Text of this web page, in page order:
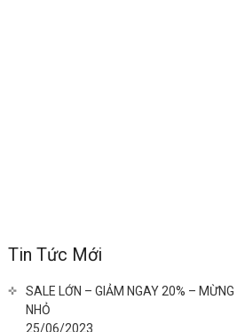
Tin Tức Mới
SALE LỚN – GIẢM NGAY 20% –
NHỎ
25/06/2023